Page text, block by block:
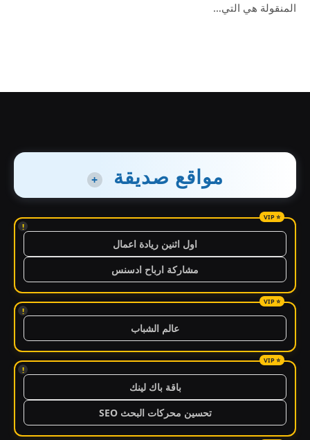
المنقولة هي التي…
مواقع صديقة +
!
اول اثنين ريادة اعمال
مشاركة ارباح ادسنس
!
عالم الشباب
!
باقة باك لينك
تحسين محركات البحث SEO